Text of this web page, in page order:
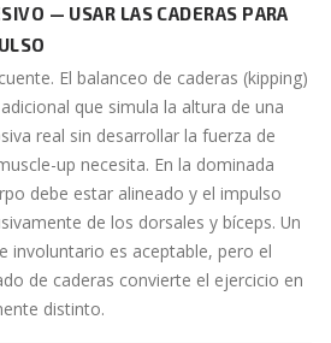
— USAR LAS CADERAS PARA
El balanceo de caderas (kipping)
que simula la altura de una
real sin desarrollar la fuerza de
up necesita. En la dominada
debe estar alineado y el impulso
de los dorsales y bíceps. Un
involuntario es aceptable, pero el
de caderas convierte el ejercicio en
distinto.